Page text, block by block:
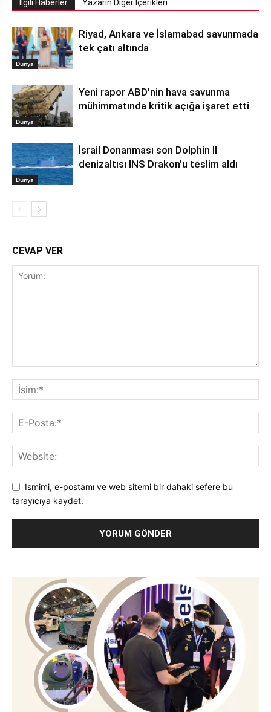
İlgili Haberler Yazarın Diğer İçerikleri
Dünya
Riyad, Ankara ve İslamabad savunmada
tek çatı altında
Dünya
Yeni rapor ABD’nin hava savunma
mühimmatında kritik açığa işaret etti
Dünya
İsrail Donanması son Dolphin II
denizaltısı INS Drakon’u teslim aldı
CEVAP VER
Ismimi, e-postamı ve web sitemi bir dahaki sefere bu
tarayıcıya kaydet.